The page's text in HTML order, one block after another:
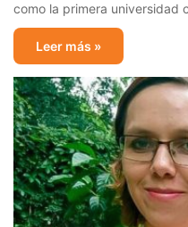
como la primera universidad
Leer más »